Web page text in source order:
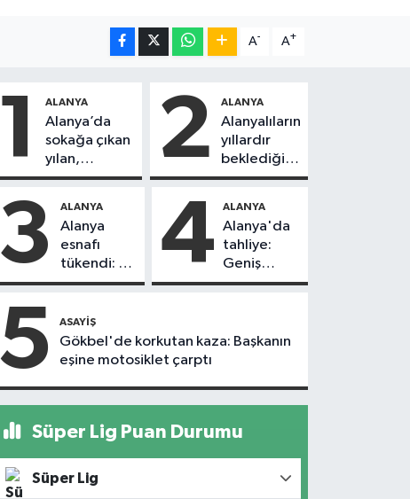
A- A+
1 ALANYA
Alanya’da
sokağa çıkan
yılan,
vatandaşı
2 ALANYA
Alanyalıların
yıllardır
beklediği
yol askıdan
3 ALANYA
Alanya
esnafı
tükendi: 1
ayda 150
kapandı
4 ALANYA
Alanya'da
tahliye:
Geniş
güvenlik
5 ASAYIŞ
Gökbel'de korkutan kaza: Başkanın
eşine motosiklet çarptı
Süper Lig Puan Durumu
Süper Lig